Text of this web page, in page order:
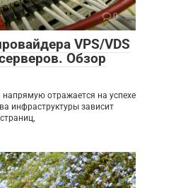
0
VPS/VDS
Обзор
отражается на успехе
инфраструктуры зависит